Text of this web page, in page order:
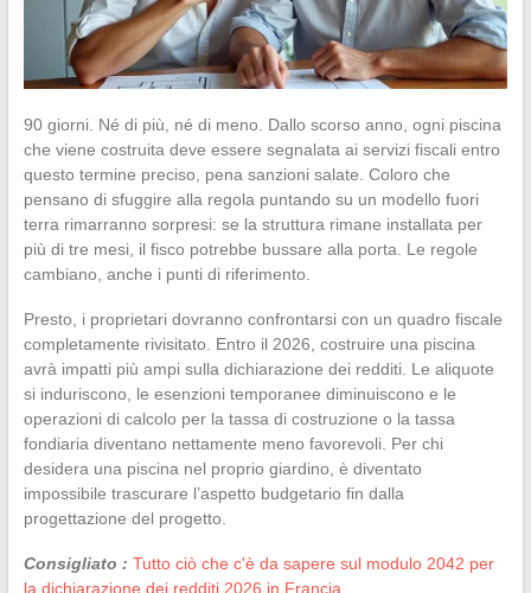
90 giorni. Né di più, né di meno. Dallo scorso anno, ogni piscina
che viene costruita deve essere segnalata ai servizi fiscali entro
questo termine preciso, pena sanzioni salate. Coloro che
pensano di sfuggire alla regola puntando su un modello fuori
terra rimarranno sorpresi: se la struttura rimane installata per
più di tre mesi, il fisco potrebbe bussare alla porta. Le regole
cambiano, anche i punti di riferimento.
Presto, i proprietari dovranno confrontarsi con un quadro fiscale
completamente rivisitato. Entro il 2026, costruire una piscina
avrà impatti più ampi sulla dichiarazione dei redditi. Le aliquote
si induriscono, le esenzioni temporanee diminuiscono e le
operazioni di calcolo per la tassa di costruzione o la tassa
fondiaria diventano nettamente meno favorevoli. Per chi
desidera una piscina nel proprio giardino, è diventato
impossibile trascurare l’aspetto budgetario fin dalla
progettazione del progetto.
Consigliato : Tutto ciò che c'è da sapere sul modulo 2042 per
la dichiarazione dei redditi 2026 in Francia